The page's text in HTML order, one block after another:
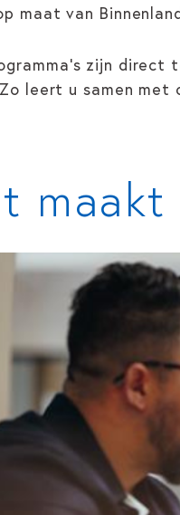
maat van
zijn
leert u samen met
maakt